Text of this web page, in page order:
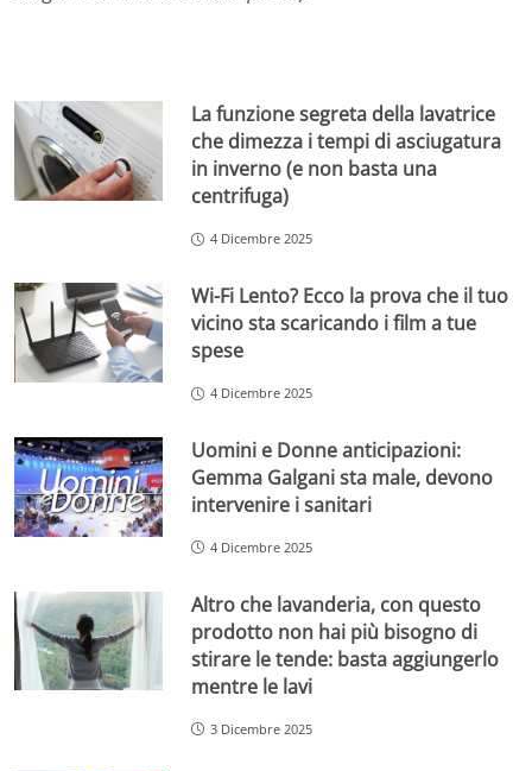
La funzione segreta della lavatrice
che dimezza i tempi di asciugatura
in inverno (e non basta una
centrifuga)
4 Dicembre 2025
Wi-Fi Lento? Ecco la prova che il tuo
vicino sta scaricando i film a tue
spese
4 Dicembre 2025
Uomini e Donne anticipazioni:
Gemma Galgani sta male, devono
intervenire i sanitari
4 Dicembre 2025
Altro che lavanderia, con questo
prodotto non hai più bisogno di
stirare le tende: basta aggiungerlo
mentre le lavi
3 Dicembre 2025